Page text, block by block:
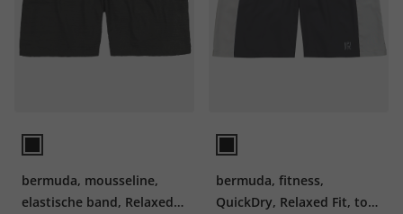
bermuda, mousseline,
elastische band, Relaxed
bermuda, fitness,
QuickDry, Relaxed Fit, tot